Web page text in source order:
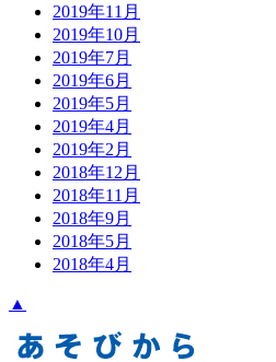
2019年11月
2019年10月
2019年7月
2019年6月
2019年5月
2019年4月
2019年2月
2018年12月
2018年11月
2018年9月
2018年5月
2018年4月
▲